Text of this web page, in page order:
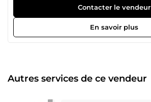
Contacter le vendeur
En savoir plus
Autres services de ce vendeur